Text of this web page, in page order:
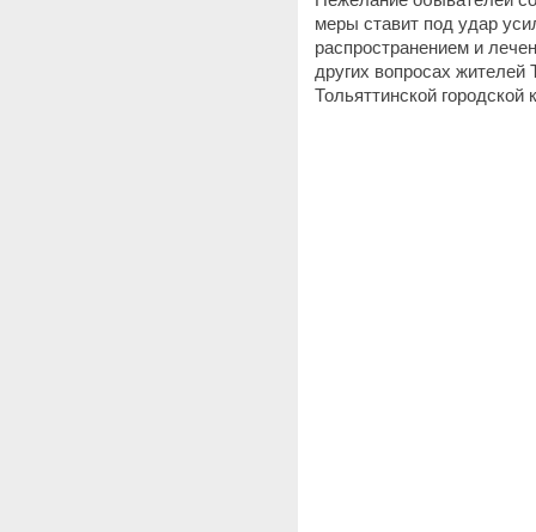
меры ставит под удар
распространением и
других вопросах жителей
Тольяттинской